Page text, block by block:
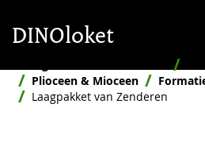
DINOloket
Plioceen & Mioceen
Laagpakket van Zenderen